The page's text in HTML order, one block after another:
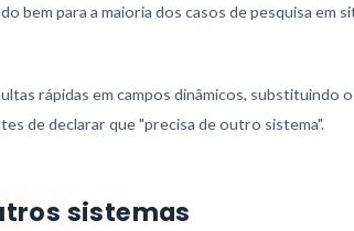
bem para a maioria dos casos de pesquisa em
rápidas em campos dinâmicos, substituindo o
de declarar que "precisa de outro sistema".
sistemas